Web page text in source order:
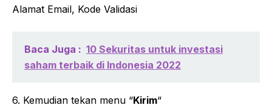
Alamat Email, Kode Validasi
Baca Juga : 10 Sekuritas untuk investasi
saham terbaik di Indonesia 2022
6. Kemudian tekan menu “Kirim“